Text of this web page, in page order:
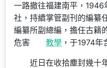
一路撤往福建南平，
社，持續掌管副刊的編纂
編纂所副總編，擔任古籍
危害
教學 ，于1974年
近日在收拾塵封幾十